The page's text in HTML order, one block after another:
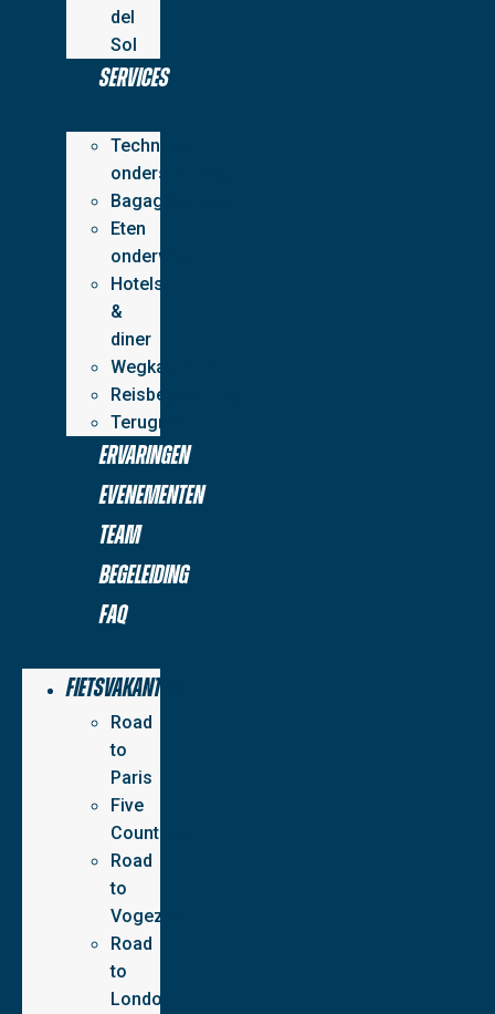
del
Sol
Services
Technische
ondersteuning
Bagagevervoer
Eten
onderweg
Hotels
&
diner
Wegkapiteins
Reisbegeleiding
Terugreis
Ervaringen
Evenementen
Team
Begeleiding
FAQ
Fietsvakanties
Road
to
Paris
Five
Countries
Road
to
Vogezen
Road
to
London